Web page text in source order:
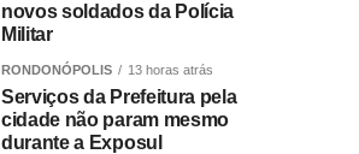
novos soldados da Polícia
Militar
RONDONÓPOLIS 13 horas atrás
Serviços da Prefeitura pela
cidade não param mesmo
durante a Exposul